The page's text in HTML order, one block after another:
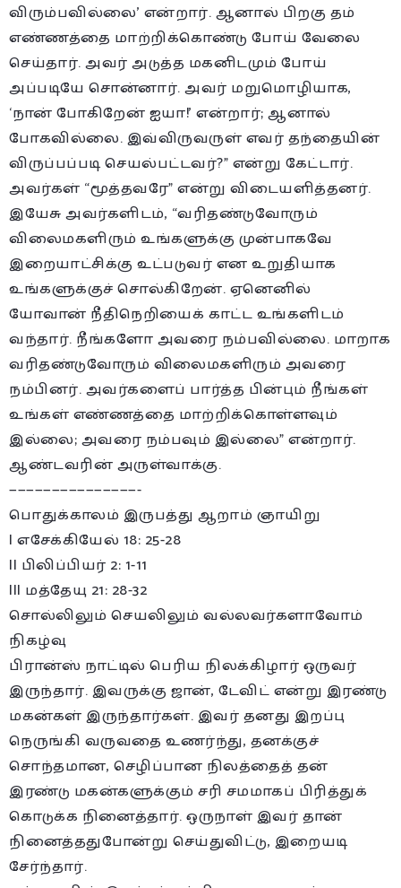
விரும்பவில்லை’ என்றார். ஆனால் பிறகு தம்
எண்ணத்தை மாற்றிக்கொண்டு போய் வேலை
செய்தார். அவர் அடுத்த மகனிடமும் போய்
அப்படியே சொன்னார். அவர் மறுமொழியாக,
‘நான் போகிறேன் ஐயா!’ என்றார்; ஆனால்
போகவில்லை. இவ்விருவருள் எவர் தந்தையின்
விருப்பப்படி செயல்பட்டவர்?” என்று கேட்டார்.
அவர்கள் “மூத்தவரே” என்று விடையளித்தனர்.
இயேசு அவர்களிடம், “வரிதண்டுவோரும்
விலைமகளிரும் உங்களுக்கு முன்பாகவே
இறையாட்சிக்கு உட்படுவர் என உறுதியாக
உங்களுக்குச் சொல்கிறேன். ஏனெனில்
யோவான் நீதிநெறியைக் காட்ட உங்களிடம்
வந்தார். நீங்களோ அவரை நம்பவில்லை. மாறாக
வரிதண்டுவோரும் விலைமகளிரும் அவரை
நம்பினர். அவர்களைப் பார்த்த பின்பும் நீங்கள்
உங்கள் எண்ணத்தை மாற்றிக்கொள்ளவும்
இல்லை; அவரை நம்பவும் இல்லை” என்றார்.
ஆண்டவரின் அருள்வாக்கு.
———————————————-
பொதுக்காலம் இருபத்து ஆறாம் ஞாயிறு
I எசேக்கியேல் 18: 25-28
II பிலிப்பியர் 2: 1-11
III மத்தேயு 21: 28-32
சொல்லிலும் செயலிலும் வல்லவர்களாவோம்
நிகழ்வு
பிரான்ஸ் நாட்டில் பெரிய நிலக்கிழார் ஒருவர்
இருந்தார். இவருக்கு ஜான், டேவிட் என்று இரண்டு
மகன்கள் இருந்தார்கள். இவர் தனது இறப்பு
நெருங்கி வருவதை உணர்ந்து, தனக்குச்
சொந்தமான, செழிப்பான நிலத்தைத் தன்
இரண்டு மகன்களுக்கும் சரி சமமாகப் பிரித்துக்
கொடுக்க நினைத்தார். ஒருநாள் இவர் தான்
நினைத்ததுபோன்று செய்துவிட்டு, இறையடி
சேர்ந்தார்.